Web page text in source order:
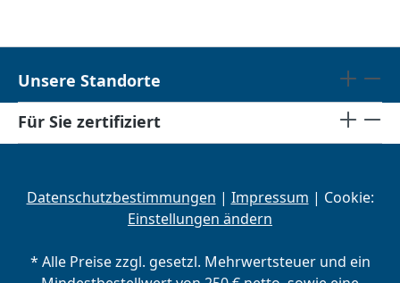
Unsere Standorte
Für Sie zertifiziert
Datenschutzbestimmungen | Impressum | Cookie:
Einstellungen ändern
* Alle Preise zzgl. gesetzl. Mehrwertsteuer und ein